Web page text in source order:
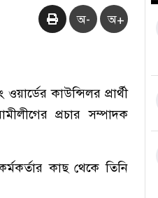
অ- অ+
কাউন্সিলর প্রার্থী
প্রচার সম্পাদক
কাছ থেকে তিনি